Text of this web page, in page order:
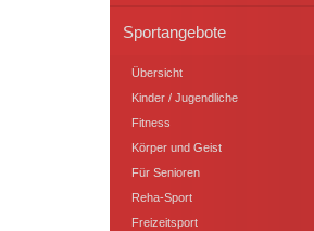
Sportangebote
Übersicht
Kinder / Jugendliche
Fitness
Körper und Geist
Für Senioren
Reha-Sport
Freizeitsport